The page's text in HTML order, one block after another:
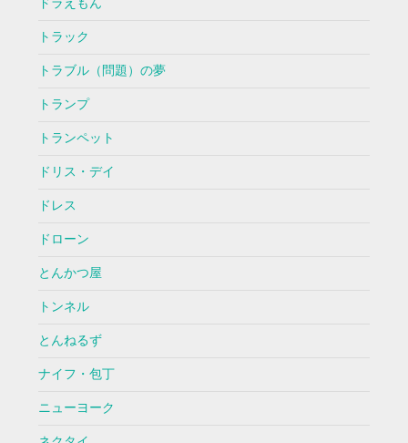
ドラえもん
トラック
トラブル（問題）の夢
トランプ
トランペット
ドリス・デイ
ドレス
ドローン
とんかつ屋
トンネル
とんねるず
ナイフ・包丁
ニューヨーク